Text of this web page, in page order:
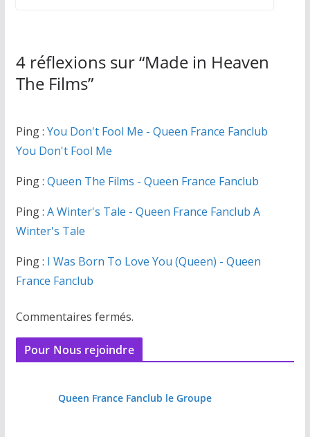
4 réflexions sur “Made in Heaven
The Films”
Ping : You Don't Fool Me - Queen France Fanclub
You Don't Fool Me
Ping : Queen The Films - Queen France Fanclub
Ping : A Winter's Tale - Queen France Fanclub A
Winter's Tale
Ping : I Was Born To Love You (Queen) - Queen
France Fanclub
Commentaires fermés.
Pour Nous rejoindre
Queen France Fanclub le Groupe